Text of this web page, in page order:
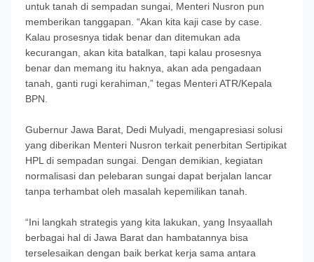
untuk tanah di sempadan sungai, Menteri Nusron pun
memberikan tanggapan. “Akan kita kaji case by case.
Kalau prosesnya tidak benar dan ditemukan ada
kecurangan, akan kita batalkan, tapi kalau prosesnya
benar dan memang itu haknya, akan ada pengadaan
tanah, ganti rugi kerahiman,” tegas Menteri ATR/Kepala
BPN.
Gubernur Jawa Barat, Dedi Mulyadi, mengapresiasi solusi
yang diberikan Menteri Nusron terkait penerbitan Sertipikat
HPL di sempadan sungai. Dengan demikian, kegiatan
normalisasi dan pelebaran sungai dapat berjalan lancar
tanpa terhambat oleh masalah kepemilikan tanah.
“Ini langkah strategis yang kita lakukan, yang Insyaallah
berbagai hal di Jawa Barat dan hambatannya bisa
terselesaikan dengan baik berkat kerja sama antara